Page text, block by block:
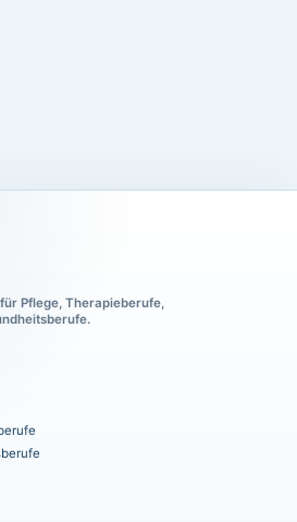
Pflege, Therapieberufe,